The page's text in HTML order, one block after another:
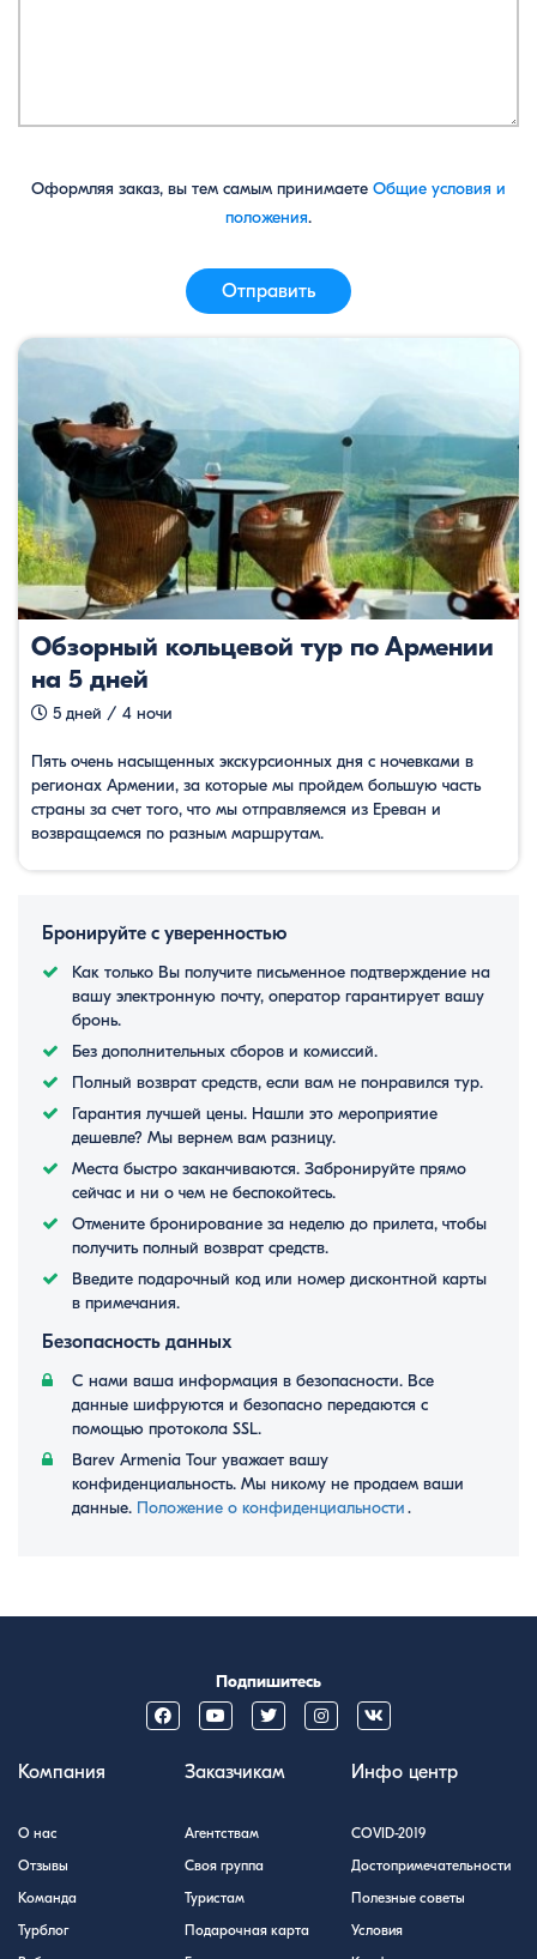
Оформляя заказ, вы тем самым принимаете Общие условия и
положения.
Отправить
Обзорный кольцевой тур по Армении
на 5 дней
5 дней / 4 ночи
Пять очень насыщенных экскурсионных дня с ночевками в
регионах Армении, за которые мы пройдем большую часть
страны за счет того, что мы отправляемся из Ереван и
возвращаемся по разным маршрутам.
Бронируйте с уверенностью
Как только Вы получите письменное подтверждение на
вашу электронную почту, оператор гарантирует вашу
бронь.
Без дополнительных сборов и комиссий.
Полный возврат средств, если вам не понравился тур.
Гарантия лучшей цены. Нашли это мероприятие
дешевле? Мы вернем вам разницу.
Места быстро заканчиваются. Забронируйте прямо
сейчас и ни о чем не беспокойтесь.
Отмените бронирование за неделю до прилета, чтобы
получить полный возврат средств.
Введите подарочный код или номер дисконтной карты
в примечания.
Безопасность данных
С нами ваша информация в безопасности. Все
данные шифруются и безопасно передаются с
помощью протокола SSL.
Barev Armenia Tour уважает вашу
конфиденциальность. Мы никому не продаем ваши
данные. Положение о конфиденциальности․
Подпишитесь
Компания
О нас
Отзывы
Команда
Турблог
Заказчикам
Агентствам
Своя группа
Туристам
Подарочная карта
Инфо центр
COVID-2019
Достопримечательности
Полезные советы
Условия